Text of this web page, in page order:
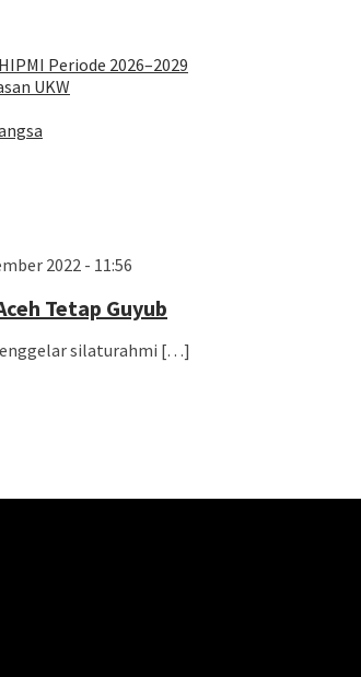
Periode 2026–2029
UKW
2022 - 11:56
Tetap Guyub
silaturahmi […]